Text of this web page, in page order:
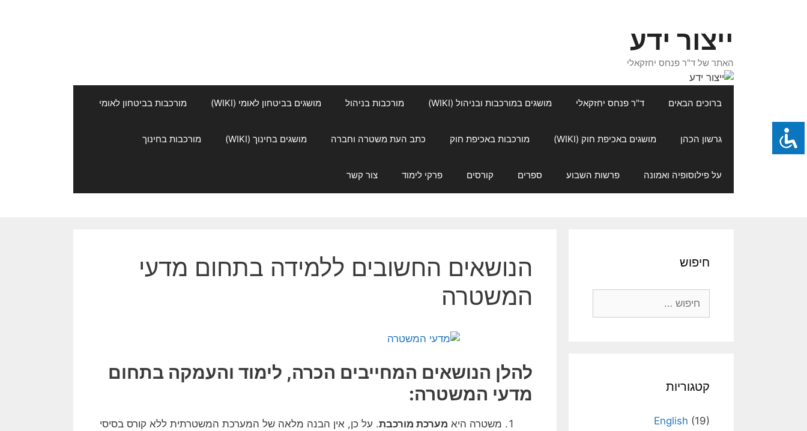
ייצור ידע
האתר של ד"ר פנחס יחזקאלי
ברוכים הבאים ד"ר פנחס יחזקאלי מושגים במורכבות ובניהול (WIKI) מורכבות בניהול מושגים בביטחון לאומי (WIKI) מורכבות בביטחון לאומי
גרשון הכהן מושגים באכיפת חוק (WIKI) מורכבות באכיפת חוק כתב העת משטרה וחברה מושגים בחינוך (WIKI) מורכבות בחינוך
על פילוסופיה ואמונה פרשות השבוע ספרים קורסים פרקי לימוד צור קשר
הנושאים החשובים ללמידה בתחום מדעי
המשטרה
להלן הנושאים המחייבים הכרה, לימוד והעמקה בתחום
מדעי המשטרה:
משטרה היא מערכת מורכבת. על כן, אין הבנה מלאה של המערכת המשטרתית ללא קורס בסיסי
חיפוש
קטגוריות
English (19)